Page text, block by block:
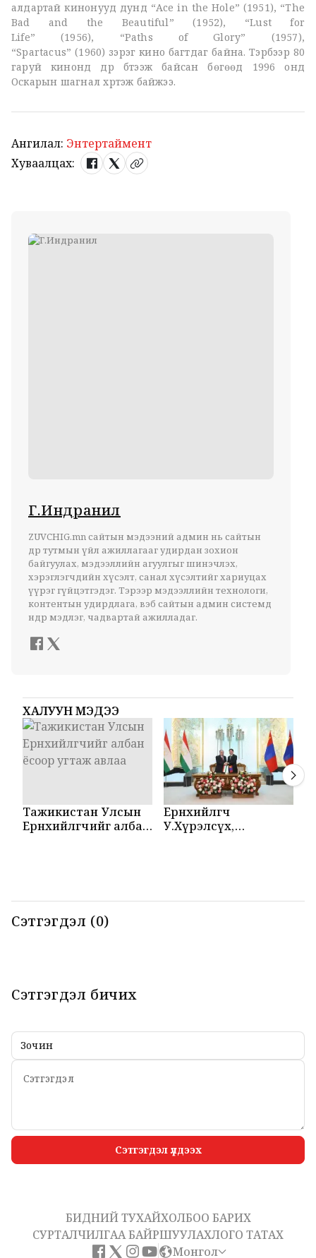
алдартай кинонууд дунд “Ace in the Hole” (1951), “The
Bad and the Beautiful” (1952), “Lust for
Life” (1956), “Paths of Glory” (1957),
“Spartacus” (1960) зэрэг кино багтдаг байна. Тэрбээр 80
гаруй кинонд дүр бүтээж байсан бөгөөд 1996 онд
Оскарын шагнал хүртэж байжээ.
Ангилал: Энтертаймент
Хуваалцах:
Г.Индранил
ZUVCHIG.mn сайтын мэдээний админ нь сайтын
өдөр тутмын үйл ажиллагааг удирдан зохион
байгуулах, мэдээллийн агуулгыг шинэчлэх,
хэрэглэгчдийн хүсэлт, санал хүсэлтийг хариуцах
үүрэг гүйцэтгэдэг. Тэрээр мэдээллийн технологи,
контентын удирдлага, вэб сайтын админ системд
өндөр мэдлэг, чадвартай ажилладаг.
ХАЛУУН МЭДЭЭ
Тажикистан Улсын
Ерөнхийлөгчийг албан
Ерөнхийлөгч
У.Хүрэлсүх,
Сэтгэгдэл (0)
Сэтгэгдэл бичих
Сэтгэгдэл үлдээх
БИДНИЙ ТУХАЙХОЛБОО БАРИХ
СУРТАЛЧИЛГАА БАЙРШУУЛАХЛОГО ТАТАХ
Монгол